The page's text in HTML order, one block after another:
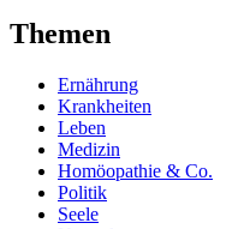
Themen
Ernährung
Krankheiten
Leben
Medizin
Homöopathie & Co.
Politik
Seele